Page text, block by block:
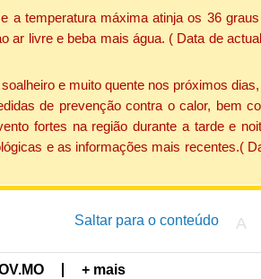
a temperatura máxima atinja os 36
ar livre e beba mais água. ( Data de
e muito quente nos próximos
de prevenção contra o calor, bem
fortes na região durante a tarde e
e as informações mais recentes.(
Saltar para o conteúdo A
+ mais